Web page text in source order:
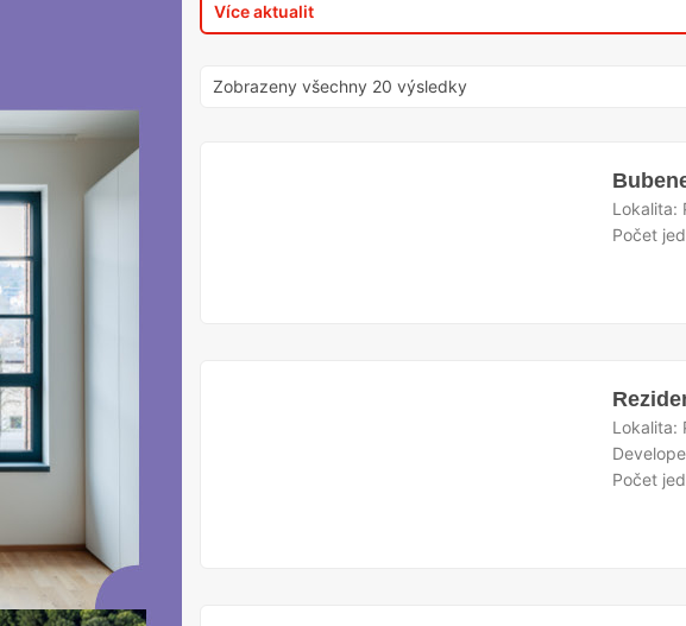
Více aktualit
Zobrazeny všechny 20 výsledky
Lokalita:
Počet
Lokalita:
Počet